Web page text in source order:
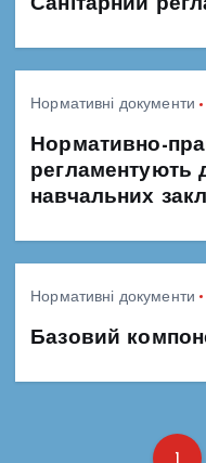
Нормативні документи
Нормативно-
регламентують
навчальних
Нормативні документи
Базовий
1